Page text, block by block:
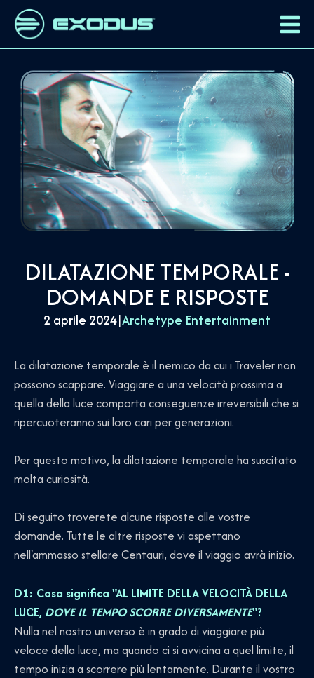
DILATAZIONE TEMPORALE -
DOMANDE E RISPOSTE
2 aprile 2024|Archetype Entertainment
La dilatazione temporale è il nemico da cui i Traveler non
possono scappare. Viaggiare a una velocità prossima a
quella della luce comporta conseguenze irreversibili che si
ripercuoteranno sui loro cari per generazioni.
Per questo motivo, la dilatazione temporale ha suscitato
molta curiosità.
Di seguito troverete alcune risposte alle vostre
domande. Tutte le altre risposte vi aspettano
nell'ammasso stellare Centauri, dove il viaggio avrà inizio.
D1: Cosa significa "AL LIMITE DELLA VELOCITÀ DELLA
LUCE, DOVE IL TEMPO SCORRE DIVERSAMENTE"?
Nulla nel nostro universo è in grado di viaggiare più
veloce della luce, ma quando ci si avvicina a quel limite, il
tempo inizia a scorrere più lentamente. Durante il vostro